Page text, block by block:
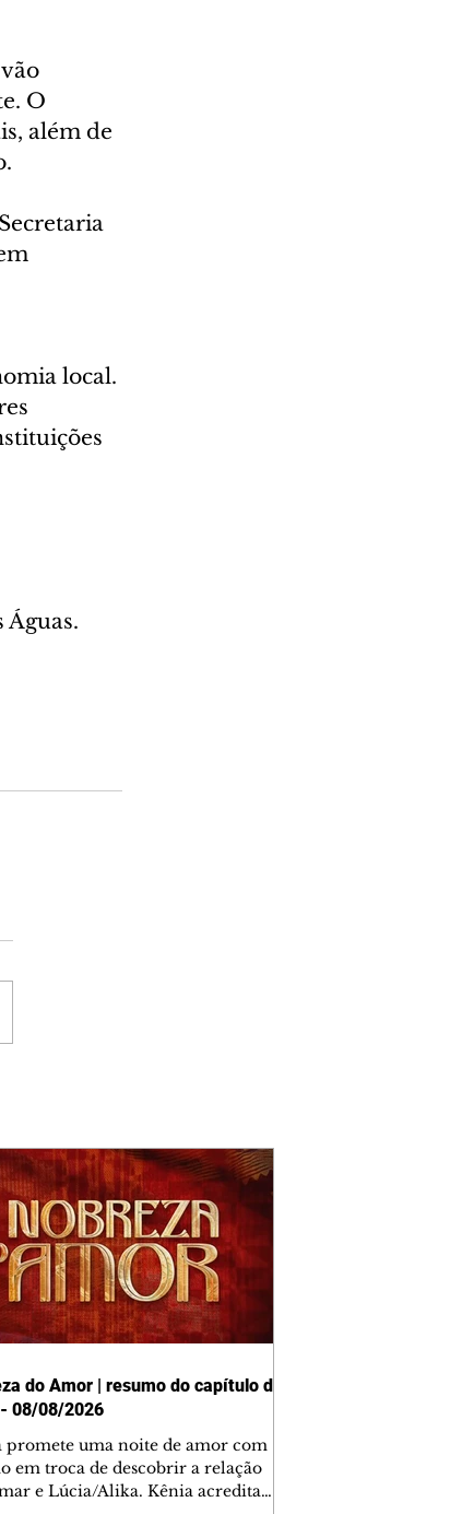
O
além de
local.
Águas.
do Amor | resumo do capítulo de
08/08/2026
uma noite de amor com
em troca de descobrir a relação
e Lúcia/Alika. Kênia acredita